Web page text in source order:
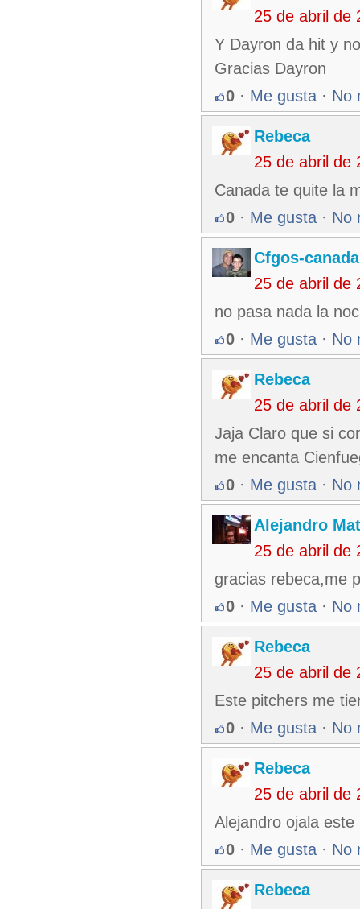
25 de abril de
Y Dayron da hit y
Gracias Dayron
0 · Me gusta · No
Rebeca
25 de abril de
Canada te quite la
0 · Me gusta · No
Cfgos-canada
25 de abril de
no pasa nada la
0 · Me gusta · No
Rebeca
25 de abril de
Jaja Claro que si
me encanta
0 · Me gusta · No
Alejandro
25 de abril de
gracias rebeca,me
0 · Me gusta · No
Rebeca
25 de abril de
Este pitchers me
0 · Me gusta · No
Rebeca
25 de abril de
Alejandro ojala
0 · Me gusta · No
Rebeca